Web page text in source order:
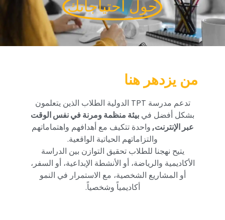
حول احتياجاتك
من يزدهر هنا
تدعم مدرسة TPT الدولية الطلاب الذين يتعلمون
بشكل أفضل في بيئة منظمة ومرنة في نفس الوقت
عبر الإنترنت,واحدة تتكيف مع أهدافهم واهتماماتهم
والتزاماتهم الحياتية الواقعية.
يتيح نهجنا للطلاب تحقيق التوازن بين الدراسة
الأكاديمية والرياضة، أو الأنشطة الإبداعية، أو السفر،
أو المشاريع الشخصية، مع الاستمرار في النمو
أكاديمياً وشخصياً.